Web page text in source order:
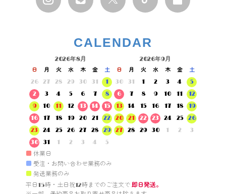
CALENDAR
2026年8月
日 月 火 水 木 金
土
26
27 28 29 30 31
1
2
3 4 5 6 7
8
9
10 11 12 13 14
15
16
17 18 19 20 21
22
23
24 25 26 27 28
29
30
31 1 2 3 4 5
2026年9月
日 月 火 水 木 金
土
30
31 1 2 3 4
5
6
7 8 9 10 11
12
13
14 15 16 17 18
19
20
21 22 23 24 25
26
27
28 29 30 1 2 3
■ 休業日
■ 受注・お問い合わせ業務のみ
■ 発送業務のみ
平日15時・土日祝12時までのご注文で 即日発送。